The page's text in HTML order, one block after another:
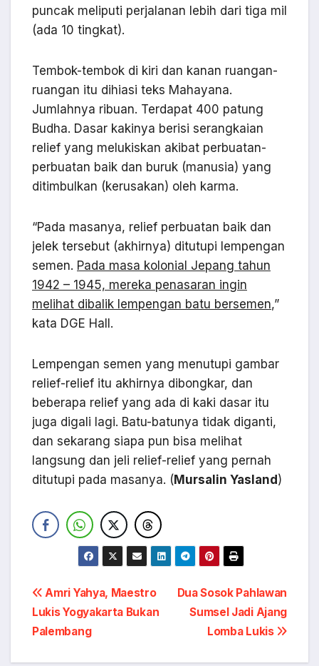
puncak meliputi perjalanan lebih dari tiga mil
(ada 10 tingkat).
Tembok-tembok di kiri dan kanan ruangan-
ruangan itu dihiasi teks Mahayana.
Jumlahnya ribuan. Terdapat 400 patung
Budha. Dasar kakinya berisi serangkaian
relief yang melukiskan akibat perbuatan-
perbuatan baik dan buruk (manusia) yang
ditimbulkan (kerusakan) oleh karma.
“Pada masanya, relief perbuatan baik dan
jelek tersebut (akhirnya) ditutupi lempengan
semen. Pada masa kolonial Jepang tahun
1942 – 1945, mereka penasaran ingin
melihat dibalik lempengan batu bersemen,”
kata DGE Hall.
Lempengan semen yang menutupi gambar
relief-relief itu akhirnya dibongkar, dan
beberapa relief yang ada di kaki dasar itu
juga digali lagi. Batu-batunya tidak diganti,
dan sekarang siapa pun bisa melihat
langsung dan jeli relief-relief yang pernah
ditutupi pada masanya. ( Mursalin Yasland )
Navigasi
pos
Dua Sosok Pahlawan
Sumsel Jadi Ajang
Lomba Lukis
Amri Yahya, Maestro
Lukis Yogyakarta Bukan
Palembang